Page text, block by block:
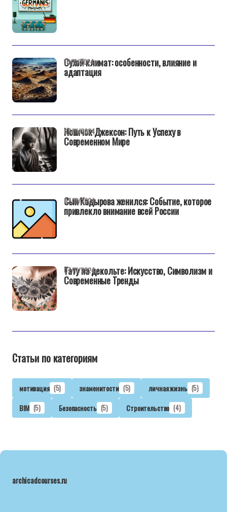
Сухой климат: особенности, влияние и
адаптация
10/11/2024
Новичок Джексон: Путь к Успеху в
Современном Мире
07/11/2024
Сын Кадырова женился: Событие, которое
привлекло внимание всей России
07/11/2024
Тату на декольте: Искусство, Символизм и
Современные Тренды
07/11/2024
Статьи по категориям
мотивация (5) знаменитости (5) личная жизнь (5)
BIM (5) Безопасность (5) Строительство (4)
archicadcourses.ru